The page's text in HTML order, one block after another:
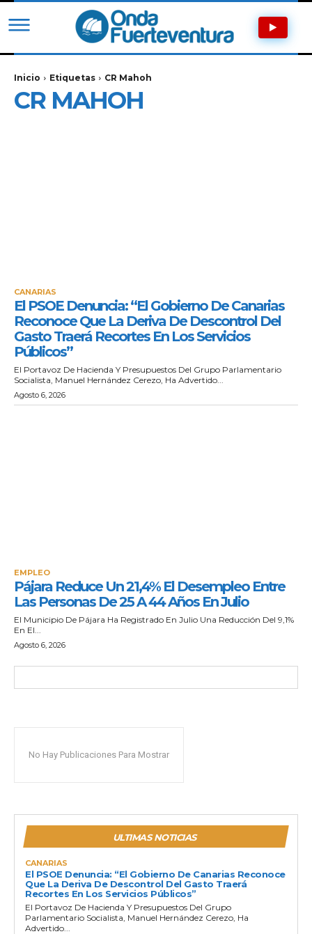
Inicio Etiquetas CR Mahoh
CR MAHOH
CANARIAS
El PSOE Denuncia: “El Gobierno De Canarias
Reconoce Que La Deriva De Descontrol Del
Gasto Traerá Recortes En Los Servicios
Públicos”
El Portavoz De Hacienda Y Presupuestos Del Grupo Parlamentario
Socialista, Manuel Hernández Cerezo, Ha Advertido...
Agosto 6, 2026
EMPLEO
Pájara Reduce Un 21,4% El Desempleo Entre
Las Personas De 25 A 44 Años En Julio
El Municipio De Pájara Ha Registrado En Julio Una Reducción Del 9,1%
En El...
Agosto 6, 2026
No Hay Publicaciones Para Mostrar
ULTIMAS NOTICIAS
CANARIAS
El PSOE Denuncia: “El Gobierno De Canarias Reconoce
Que La Deriva De Descontrol Del Gasto Traerá
Recortes En Los Servicios Públicos”
El Portavoz De Hacienda Y Presupuestos Del Grupo
Parlamentario Socialista, Manuel Hernández Cerezo, Ha
Advertido...